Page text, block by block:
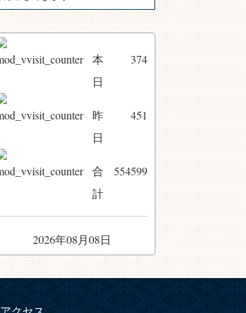
本
日
374
昨
日
451
合
計
554599
2026年08月08日